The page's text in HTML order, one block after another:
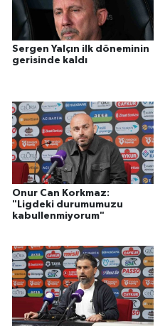
Sergen Yalçın ilk döneminin
gerisinde kaldı
Onur Can Korkmaz:
"Ligdeki durumumuzu
kabullenmiyorum"